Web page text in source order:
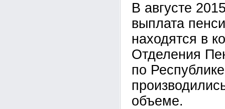
В августе
выплата
находятся в
Отделения
по
объеме.